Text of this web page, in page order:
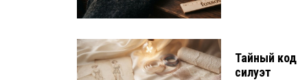
Тайный
силуэт